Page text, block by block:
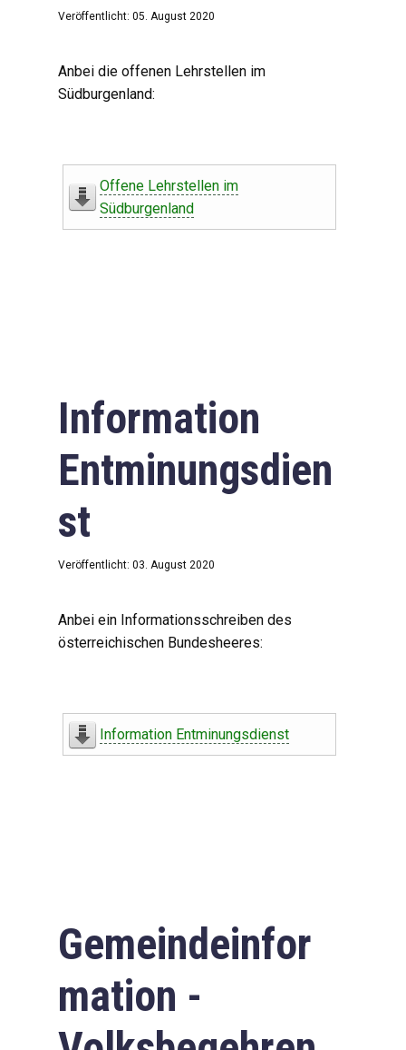
Veröffentlicht: 05. August 2020
Anbei die offenen Lehrstellen im
Südburgenland:
Offene Lehrstellen im
Südburgenland
Information
Entminungsdien
st
Veröffentlicht: 03. August 2020
Anbei ein Informationsschreiben des
österreichischen Bundesheeres:
Information Entminungsdienst
Gemeindeinfor
mation -